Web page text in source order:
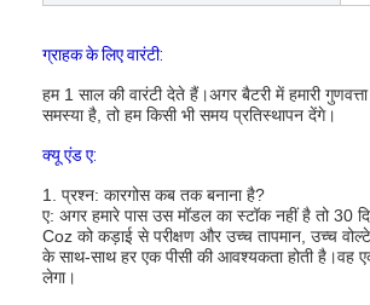
ग्राहक के लिए वारंटी:
हम 1 साल की वारंटी देते हैं।अगर बैटरी में हमारी
समस्या है, तो हम किसी भी समय प्रतिस्थापन देंगे।
क्यू एंड ए:
1. प्रश्न: कारगोस कब तक बनाना है?
ए: अगर हमारे पास उस मॉडल का स्टॉक नहीं है तो 30
Coz को कड़ाई से परीक्षण और उच्च तापमान, उच्च
के साथ-साथ हर एक पीसी की आवश्यकता होती है।वह
लेगा।